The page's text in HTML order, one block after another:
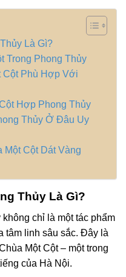
Là Gì?
Trong Phong Thủy
Cột Phù Hợp Với
Hợp Phong Thủy
Thủy Ở Đâu Uy
Một Cột Dát Vàng
Thủy Là Gì?
chỉ là một tác phẩm
tâm linh sâu sắc. Đây là
Một Cột – một trong
của Hà Nội.